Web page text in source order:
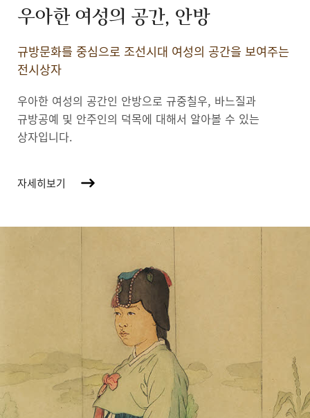
우아한 여성의 공간, 안방
규방문화를 중심으로 조선시대 여성의 공간을 보여주는
전시상자
우아한 여성의 공간인 안방으로 규중칠우, 바느질과
규방공예 및 안주인의 덕목에 대해서 알아볼 수 있는
상자입니다.
자세히보기